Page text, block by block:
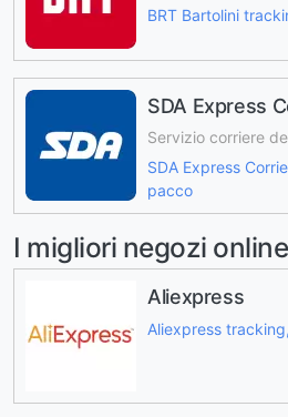
BRT Bartolini
SDA Express
Servizio corriere
SDA Express
pacco
I migliori negozi online
Aliexpress
Aliexpress